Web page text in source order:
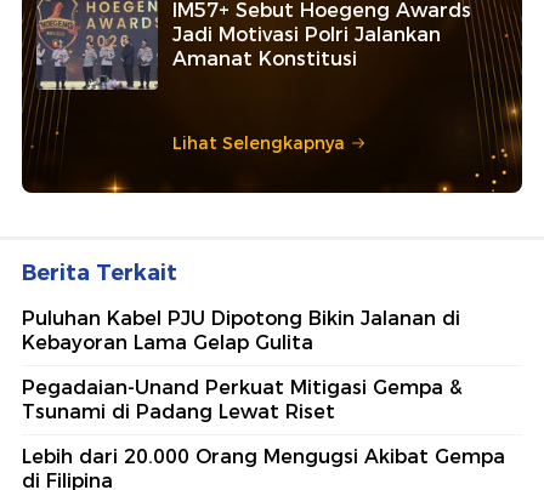
IM57+ Sebut Hoegeng Awards
Jadi Motivasi Polri Jalankan
Amanat Konstitusi
Lihat Selengkapnya
Berita Terkait
Puluhan Kabel PJU Dipotong Bikin Jalanan di
Kebayoran Lama Gelap Gulita
Pegadaian-Unand Perkuat Mitigasi Gempa &
Tsunami di Padang Lewat Riset
Lebih dari 20.000 Orang Mengugsi Akibat Gempa
di Filipina